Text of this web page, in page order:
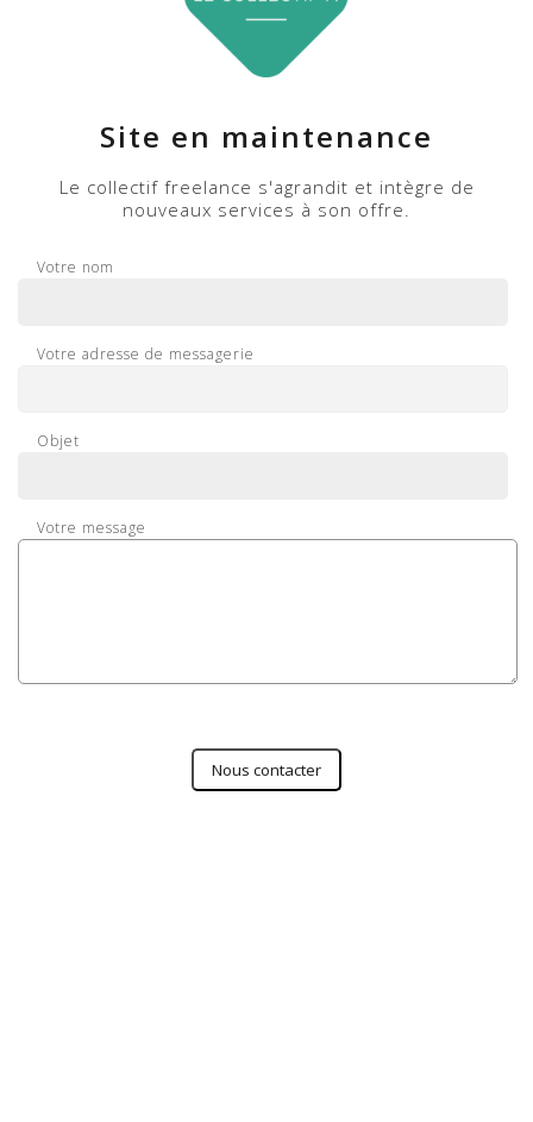
Site en maintenance
Le collectif freelance s'agrandit et intègre de
nouveaux services à son offre.
Votre nom
Votre adresse de messagerie
Objet
Votre message
Nous contacter